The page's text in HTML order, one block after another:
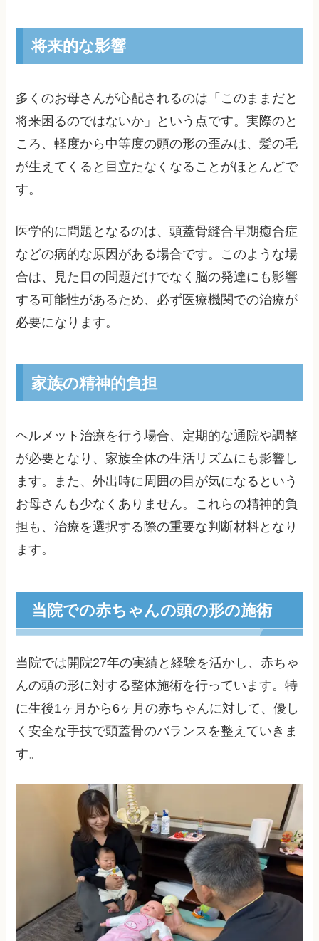
将来的な影響
多くのお母さんが心配されるのは「このままだと
将来困るのではないか」という点です。実際のと
ころ、軽度から中等度の頭の形の歪みは、髪の毛
が生えてくると目立たなくなることがほとんどで
す。
医学的に問題となるのは、頭蓋骨縫合早期癒合症
などの病的な原因がある場合です。このような場
合は、見た目の問題だけでなく脳の発達にも影響
する可能性があるため、必ず医療機関での治療が
必要になります。
家族の精神的負担
ヘルメット治療を行う場合、定期的な通院や調整
が必要となり、家族全体の生活リズムにも影響し
ます。また、外出時に周囲の目が気になるという
お母さんも少なくありません。これらの精神的負
担も、治療を選択する際の重要な判断材料となり
ます。
当院での赤ちゃんの頭の形の施術
当院では開院27年の実績と経験を活かし、赤ちゃ
んの頭の形に対する整体施術を行っています。特
に生後1ヶ月から6ヶ月の赤ちゃんに対して、優し
く安全な手技で頭蓋骨のバランスを整えていきま
す。